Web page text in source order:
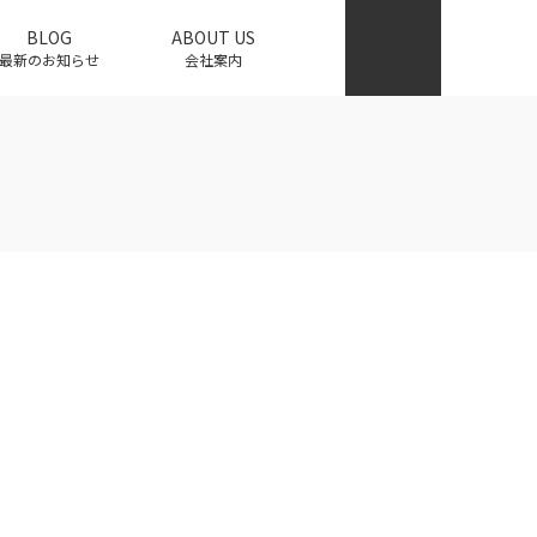
BLOG
新のお知らせ
ABOUT US
会社案内